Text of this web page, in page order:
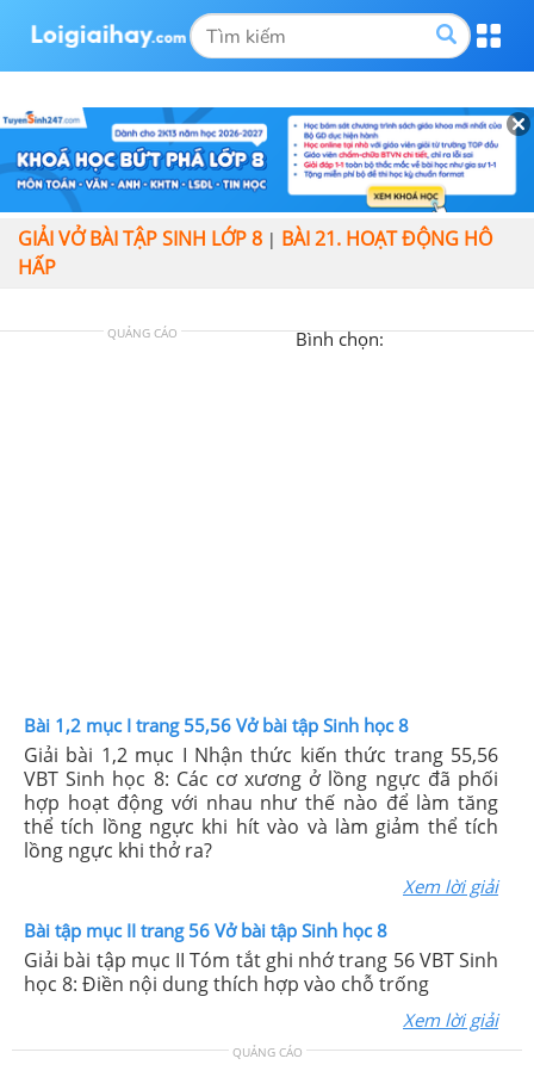
GIẢI VỞ BÀI TẬP SINH LỚP 8 | BÀI 21. HOẠT ĐỘNG HÔ
HẤP
Bình chọn:
QUẢNG CÁO
Bài 1,2 mục I trang 55,56 Vở bài tập Sinh học 8
Giải bài 1,2 mục I Nhận thức kiến thức trang 55,56
VBT Sinh học 8: Các cơ xương ở lồng ngực đã phối
hợp hoạt động với nhau như thế nào để làm tăng
thể tích lồng ngực khi hít vào và làm giảm thể tích
lồng ngực khi thở ra?
Xem lời giải
Bài tập mục II trang 56 Vở bài tập Sinh học 8
Giải bài tập mục II Tóm tắt ghi nhớ trang 56 VBT Sinh
học 8: Điền nội dung thích hợp vào chỗ trống
Xem lời giải
QUẢNG CÁO